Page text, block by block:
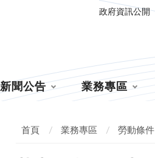
政府資訊公開
新聞公告 業務專區
首頁 業務專區 勞動條